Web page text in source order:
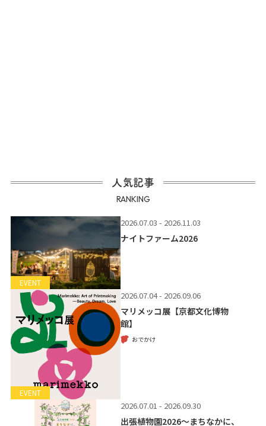
人気記事
RANKING
EVENT
2026.07.03 - 2026.11.03
ナイトファーム2026
EVENT
2026.07.04 - 2026.09.06
マリメッコ展【京都文化博物
館】
おでかけ
2026.07.01 - 2026.09.30
出張植物園2026～まちなかに、